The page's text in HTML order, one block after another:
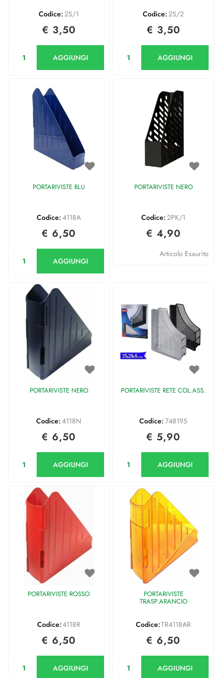
Codice: 2S/1
€ 3,50
AGGIUNGI
Codice: 2S/2
€ 3,50
AGGIUNGI
PORTARIVISTE BLU
Codice: 4118A
€ 6,50
AGGIUNGI
PORTARIVISTE NERO
Codice: 2PK/1
€ 4,90
Articolo Esaurito
PORTARIVISTE NERO
Codice: 4118N
€ 6,50
AGGIUNGI
PORTARIVISTE RETE COL.ASS.
Codice: 748195
€ 5,90
AGGIUNGI
PORTARIVISTE ROSSO
Codice:4118R
€ 6,50
AGGIUNGI
PORTARIVISTE
TRASP.ARANCIO
Codice:TR4118AR
€ 6,50
AGGIUNGI